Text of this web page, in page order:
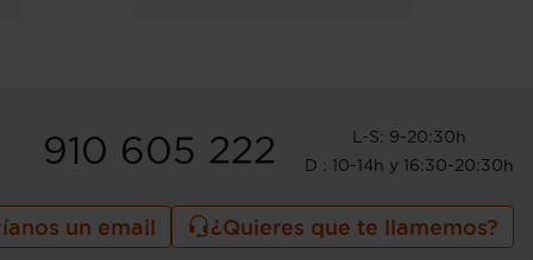
910 605 222
L-S: 9-20:30h
D : 10-14h y 16:30-20:30h
un email ¿Quieres que te llamemos?